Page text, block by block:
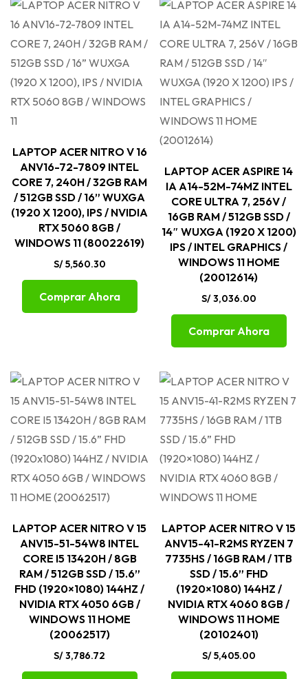
LAPTOP ACER NITRO V 16
ANV16-72-7809 INTEL
CORE 7, 240H / 32GB RAM
/ 512GB SSD / 16” WUXGA
(1920 X 1200), IPS / NVIDIA
RTX 5060 8GB /
WINDOWS 11 (80022619)
S/5,560.30
Comprar Ahora
LAPTOP ACER ASPIRE 14
IA A14-52M-74MZ INTEL
CORE ULTRA 7, 256V /
16GB RAM / 512GB SSD /
14″ WUXGA (1920 X 1200)
IPS / INTEL GRAPHICS /
WINDOWS 11 HOME
(20012614)
S/3,036.00
Comprar Ahora
LAPTOP ACER NITRO V 15
ANV15-51-54W8 INTEL
CORE I5 13420H / 8GB
RAM / 512GB SSD / 15.6”
FHD (1920×1080) 144HZ /
NVIDIA RTX 4050 6GB /
WINDOWS 11 HOME
(20062517)
S/3,786.72
LAPTOP ACER NITRO V 15
ANV15-41-R2MS RYZEN 7
7735HS / 16GB RAM / 1TB
SSD / 15.6” FHD
(1920×1080) 144HZ /
NVIDIA RTX 4060 8GB /
WINDOWS 11 HOME
(20102401)
S/5,405.00